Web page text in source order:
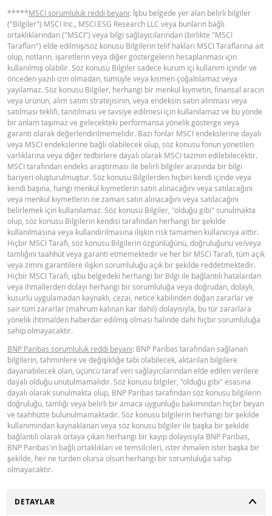
Latest Product Quotes
*****MSCI sorumluluk reddi beyanı: İşbu belgede yer alan belirli bilgiler
("Bilgiler") MSCI Inc., MSCI ESG Research LLC veya bunların bağlı
ortaklıklarından ("MSCI") veya bilgi sağlayıcılarından (birlikte "MSCI
Tarafları") elde edilmiş/söz konusu Bilgilerin telif hakları MSCI Taraflarına ait
olup, notların, işaretlerin veya diğer göstergelerin hesaplanması için
kullanılmış olabilir. Söz konusu Bilgiler sadece kurum içi kullanım içindir ve
önceden yazılı izin olmadan, tümüyle veya kısmen çoğaltılamaz veya
yayılamaz. Söz konusu Bilgiler, herhangi bir menkul kıymetin, finansal aracın
veya ürünün, alım satım stratejisinin, veya endeksin satın alınması veya
satılması teklifi, tanıtılması ve tavsiye edilmesi için kullanılamaz ve bu yönde
bir anlam taşımaz ve gelecekteki performansa yönelik gösterge veya
garanti olarak değerlendirilmemelidir. Bazı fonlar MSCI endekslerine dayalı
veya MSCI endekslerine bağlı olabilecek olup, söz konusu fonun yönetilen
varlıklarına veya diğer tedbirlere dayalı olarak MSCI tazmin edilebilecektir.
MSCI tarafından endeks araştırması ile belirli bilgiler arasında bir bilgi
bariyeri oluşturulmuştur. Söz konusu Bilgilerden hiçbiri kendi içinde veya
kendi başına, hangi menkul kıymetlerin satın alınacağını veya satılacağını
veya menkul kıymetlerin ne zaman satın alınacağını veya satılacağını
belirlemek için kullanılamaz. Söz konusu Bilgiler, "olduğu gibi" sunulmakta
olup, söz konusu Bilgilerin kendisi tarafından herhangi bir şekilde
kullanılmasına veya kullandırılmasına ilişkin risk tamamen kullanıcıya aittir.
Hiçbir MSCI Tarafı, söz konusu Bilgilerin özgünlüğünü, doğruluğunu ve/veya
tamlığını taahhüt veya garanti etmemektedir ve her bir MSCI Tarafı, tüm açık
veya zımni garantilere ilişkin sorumluluğu açık bir şekilde reddetmektedir.
Hiçbir MSCI Tarafı, işbu belgedeki herhangi bir Bilgi ile bağlantılı hatalardan
veya ihmallerden dolayı herhangi bir sorumluluğa veya doğrudan, dolaylı,
kusurlu uygulamadan kaynaklı, cezai, netice kabilinden doğan zararlar ve
sair tüm zararlar (mahrum kalınan kar dahil) dolayısıyla, bu tür zararlara
yönelik ihtimalden haberdar edilmiş olması halinde dahi hiçbir sorumluluğa
sahip olmayacaktır.
BNP Paribas sorumluluk reddi beyanı: BNP Paribas tarafından sağlanan
bilgilerin, tahminlere ve değişikliğe tabi olabilecek, aktarılan bilgilere
dayanabilecek olan, üçüncü taraf veri sağlayıcılarından elde edilen verilere
dayalı olduğu unutulmamalıdır. Söz konusu bilgiler, "olduğu gibi" esasına
dayalı olarak sunulmakta olup, BNP Paribas tarafından söz konusu bilgilerin
doğruluğu, tamlığı veya belirli bir amaca uygunluğu bakımından hiçbir beyan
ve taahhütte bulunulmamaktadır. Söz konusu bilgilerin herhangi bir şekilde
kullanımından kaynaklanan veya söz konusu bilgiler ile başka bir şekilde
bağlantılı olarak ortaya çıkan herhangi bir kayıp dolayısıyla BNP Paribas,
BNP Paribas'ın bağlı ortaklıkları ve temsilcileri, ister ihmalen ister başka bir
şekilde, her ne türden olursa olsun herhangi bir sorumluluğa sahip
olmayacaktır.
AÇ
DETAYLAR